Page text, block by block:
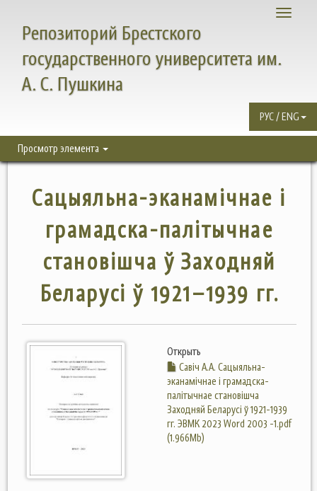
Toggle
Репозиторий Брестского
государственного университета им.
А. С. Пушкина
РУС / ENG
Просмотр элемента
Сацыяльна-эканамічнае і
грамадска-палітычнае
становішча ў Заходняй
Беларусі ў 1921–1939 гг.
Открыть
Савіч А.А. Сацыяльна-
эканамічнае і грамадска-
палітычнае становішча
Заходняй Беларусі ў 1921-1939
гг. ЭВМК 2023 Word 2003 -1.pdf
(1.966Mb)